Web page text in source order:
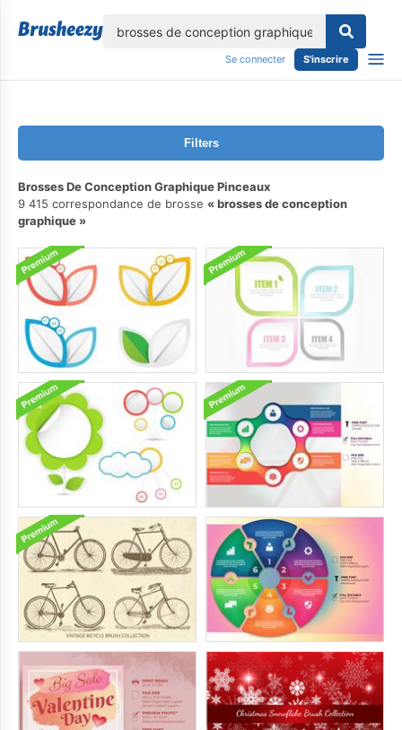
Se connecter S'inscrire
Filters
Brosses De Conception Graphique Pinceaux
9 415 correspondance de brosse
brosses de conception
graphique